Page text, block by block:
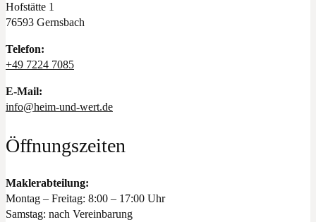
Hofstätte 1
76593 Gernsbach
Telefon:
+49 7224 7085
E-Mail:
info@heim-und-wert.de
Öffnungszeiten
Maklerabteilung:
Montag – Freitag: 8:00 – 17:00 Uhr
Samstag: nach Vereinbarung